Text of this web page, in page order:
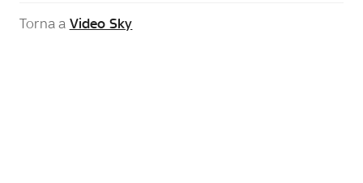
Torna a Video Sky